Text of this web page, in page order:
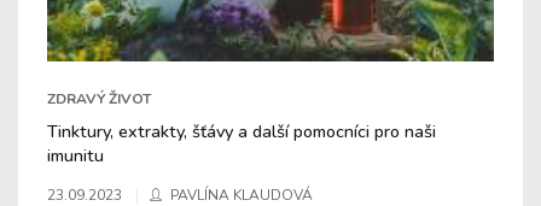
ZDRAVÝ ŽIVOT
Tinktury, extrakty, šťávy a další pomocníci pro naši
imunitu
23.09.2023 PAVLÍNA KLAUDOVÁ